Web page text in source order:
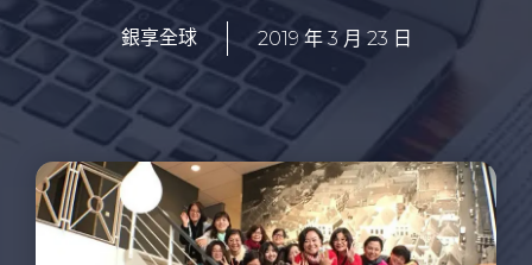
銀享全球 2019 年 3 月 23 日